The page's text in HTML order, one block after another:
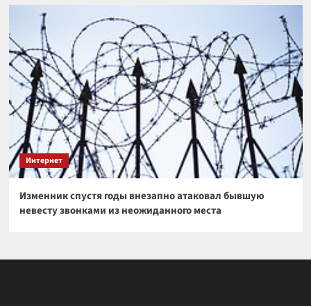
Интернет
Изменник спустя годы внезапно атаковал бывшую
невесту звонками из неожиданного места